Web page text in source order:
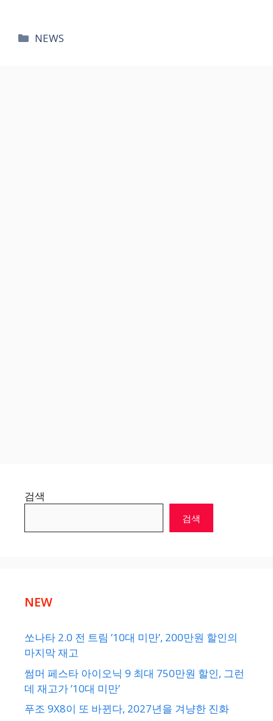
카
NEWS
검색
검색
NEW
쏘나타 2.0 전 트림 ’10대 미만’, 200만원 할인의
마지막 재고
썸머 페스타 아이오닉 9 최대 750만원 할인, 그런
데 재고가 ’10대 미만’
푸조 9X8이 또 바뀐다, 2027년을 겨냥한 진화